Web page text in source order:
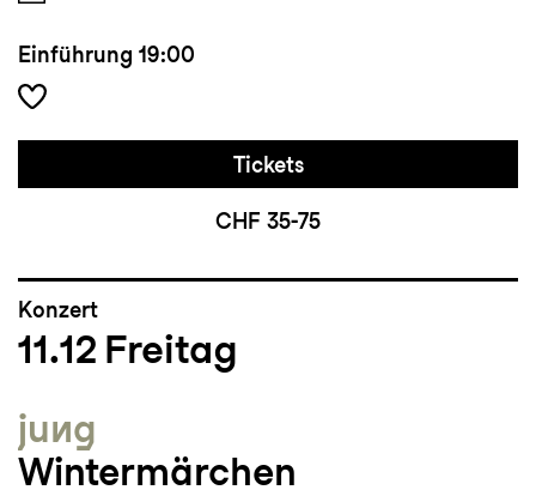
Einführung 19:00
Tickets
CHF 35-75
Konzert
11.12 Freitag
jung
Wintermärchen